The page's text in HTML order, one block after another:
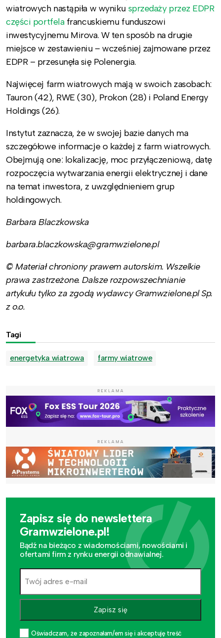
wiatrowych nastąpiła w wyniku sprzedaży przez EDPR
części portfelafrancuskiemu funduszowi
inwestycyjnemu Mirova. W ten sposób na drugie
miejsce w zestawieniu – wcześniej zajmowane przez
EDPR – przesunęła się Polenergia.
Najwięcej farm wiatrowych mają w swoich zasobach:
Tauron (42), RWE (30), Prokon (28) i Poland Energy
Holdings (26).
Instytut zaznacza, że w swojej bazie danych ma
szczegółowe informacje o każdej z farm wiatrowych.
Obejmują one: lokalizację, moc przyłączeniową, datę
rozpoczęcia wytwarzania energii elektrycznej i dane
na temat inwestora, z uwzględnieniem grup
holdingowych.
Barbara Blaczkowska
barbara.blaczkowska@gramwzielone.pl
© Materiał chroniony prawem autorskim. Wszelkie
prawa zastrzeżone. Dalsze rozpowszechnianie
artykułu tylko za zgodą wydawcy Gramwzielone.pl Sp.
z o.o.
Tagi
energetyka wiatrowa farmy wiatrowe
REKLAMA
REKLAMA
Zapisz się do newslettera
Gramwzielone.pl!
Bądź na bieżąco z wiadomościami, nowościami i
ofertami firm z rynku energii odnawialnej.
Zapisz się
Oświadczam, że zapoznałam/em się i akceptuję treść